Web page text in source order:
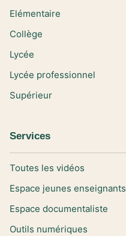
Elémentaire
Collège
Lycée
Lycée professionnel
Supérieur
Services
Toutes les vidéos
Espace jeunes enseignants
Espace documentaliste
Outils numériques